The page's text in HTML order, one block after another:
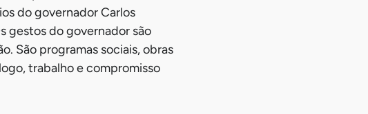
do governador Carlos
gestos do governador são
São programas sociais, obras
trabalho e compromisso